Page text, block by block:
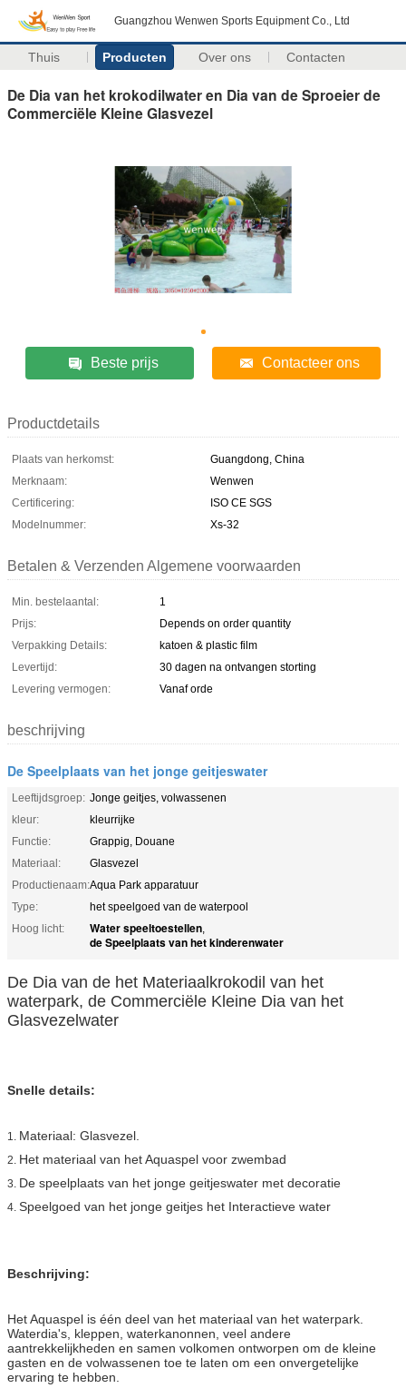
Guangzhou Wenwen Sports Equipment Co., Ltd
Thuis Producten Over ons Contacten
De Dia van het krokodilwater en Dia van de Sproeier de
Commerciële Kleine Glasvezel
Beste prijs Contacteer ons
Productdetails
Plaats van herkomst:
Guangdong, China
Merknaam:
Wenwen
Certificering:
ISO CE SGS
Modelnummer:
Xs-32
Betalen & Verzenden Algemene voorwaarden
Min. bestelaantal:
1
Prijs:
Depends on order quantity
Verpakking Details:
katoen & plastic film
Levertijd:
30 dagen na ontvangen storting
Levering vermogen:
Vanaf orde
beschrijving
De Speelplaats van het jonge geitjeswater
Leeftijdsgroep: Jonge geitjes, volwassenen
kleur:
kleurrijke
Functie:
Grappig, Douane
Materiaal:
Glasvezel
Productienaam:Aqua Park apparatuur
Type:
het speelgoed van de waterpool
Hoog licht:
Water speeltoestellen,
de Speelplaats van het kinderenwater
De Dia van de het Materiaalkrokodil van het
waterpark, de Commerciële Kleine Dia van het
Glasvezelwater
Snelle details:
1. Materiaal: Glasvezel.
2. Het materiaal van het Aquaspel voor zwembad
3. De speelplaats van het jonge geitjeswater met decoratie
4. Speelgoed van het jonge geitjes het Interactieve water
Beschrijving:
Het Aquaspel is één deel van het materiaal van het waterpark.
Waterdia's, kleppen, waterkanonnen, veel andere
aantrekkelijkheden en samen volkomen ontworpen om de kleine
gasten en de volwassenen toe te laten om een onvergetelijke
ervaring te hebben.